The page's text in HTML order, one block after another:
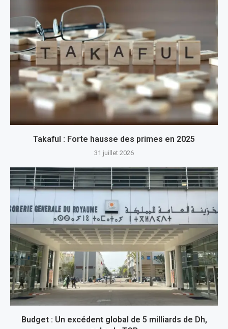
Takaful : Forte hausse des primes en 2025
31 juillet 2026
Budget : Un excédent global de 5 milliards de Dh,